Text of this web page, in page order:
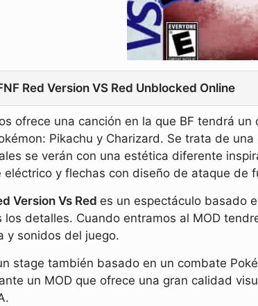
Red Version VS Red Unblocked Online
ofrece una canción en la que BF tendrá
Pikachu y Charizard. Se trata de
se verán con una estética diferente
y flechas con diseño de ataque de
Version Vs Red es un espectáculo basado
detalles. Cuando entramos al MOD
y sonidos del juego.
stage también basado en un combate
un MOD que ofrece una gran calidad